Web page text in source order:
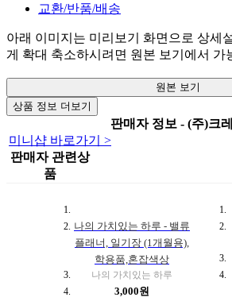
교환/반품/배송
아래 이미지는 미리보기 화면으로 상세
게 확대 축소하시려면 원본 보기에서 가
원본 보기
상품 정보 더보기
판매자 정보 - (주)크
미니샵 바로가기 >
판매자 관련상
품
나의 가치있는 하루 - 밸류
플래너, 일기장 (1개월용),
학용품,혼잡색상
나의 가치있는 하루
3,000원